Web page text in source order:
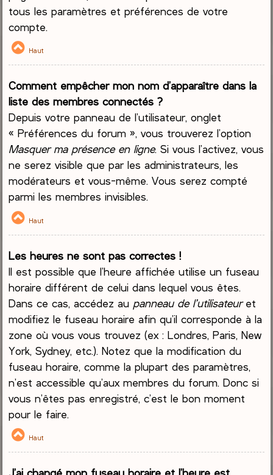
tous les paramètres et préférences de votre
compte.
Haut
Comment empêcher mon nom d’apparaître dans la
liste des membres connectés ?
Depuis votre panneau de l’utilisateur, onglet
« Préférences du forum », vous trouverez l’option
Masquer ma présence en ligne. Si vous l’activez, vous
ne serez visible que par les administrateurs, les
modérateurs et vous-même. Vous serez compté
parmi les membres invisibles.
Haut
Les heures ne sont pas correctes !
Il est possible que l’heure affichée utilise un fuseau
horaire différent de celui dans lequel vous êtes.
Dans ce cas, accédez au panneau de l’utilisateuret
modifiez le fuseau horaire afin qu’il corresponde à la
zone où vous vous trouvez (ex : Londres, Paris, New
York, Sydney, etc.). Notez que la modification du
fuseau horaire, comme la plupart des paramètres,
n’est accessible qu’aux membres du forum. Donc si
vous n’êtes pas enregistré, c’est le bon moment
pour le faire.
Haut